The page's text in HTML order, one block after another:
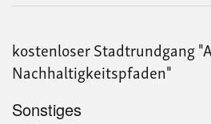
kostenloser Stadtrundgang
Nachhaltigkeitspfaden"
Sonstiges